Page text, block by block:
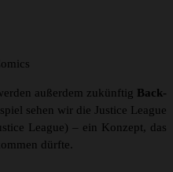
außerdem zukünftig Back-
sehen wir die Justice League
League) – ein Konzept, das
dürfte.